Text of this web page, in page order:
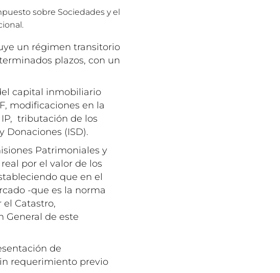
sobre Sociedades y el
un régimen transitorio
plazos, con un
capital inmobiliario
modificaciones en la
tributación de los
Donaciones (ISD).
Patrimoniales y
por el valor de los
que en el
-que es la norma
Catastro,
General de este
de
requerimiento previo